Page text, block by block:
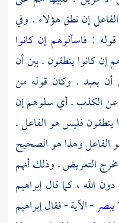
إن نطق هؤلاء . وفي
: فاسألوهم إن كانوا
إن كانوا ينطقون . بين أن
يعبد . وكان قوله من
عن الكذب . أي سلوهم إن
ينطقون فليس هو الفاعل .
الفاعل وهذا هو الصحيح
التعريض . وذلك أنهم
الله ، كما قالإبراهيم
يبصر- الآية - فقالإبراهيم